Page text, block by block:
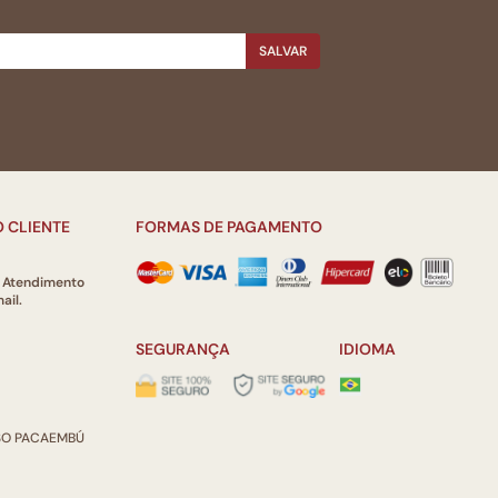
SALVAR
CLIENTE
Atendimento
PACAEMBÚ
FORMAS DE PAGAMENTO
SEGURANÇA IDIOMA